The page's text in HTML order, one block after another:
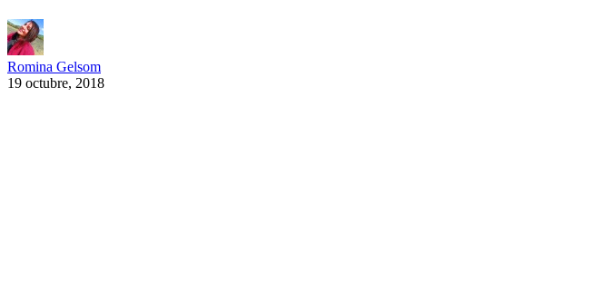
Romina Gelsom
19 octubre, 2018